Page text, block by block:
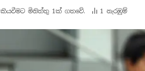
කියවීමට මිනිත්තු 1ක් ගතවේ. 1 නැරඹු​ම්